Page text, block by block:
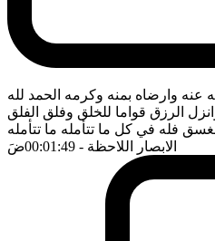
عنه وارضاه بمنه وكرمه الحمد لله
الرزق قواما للخلق وفلق الفلق
فله في كل ما تتأمله ما تتأمله
الابصار اللاحظة - 00:01:49 ضَ